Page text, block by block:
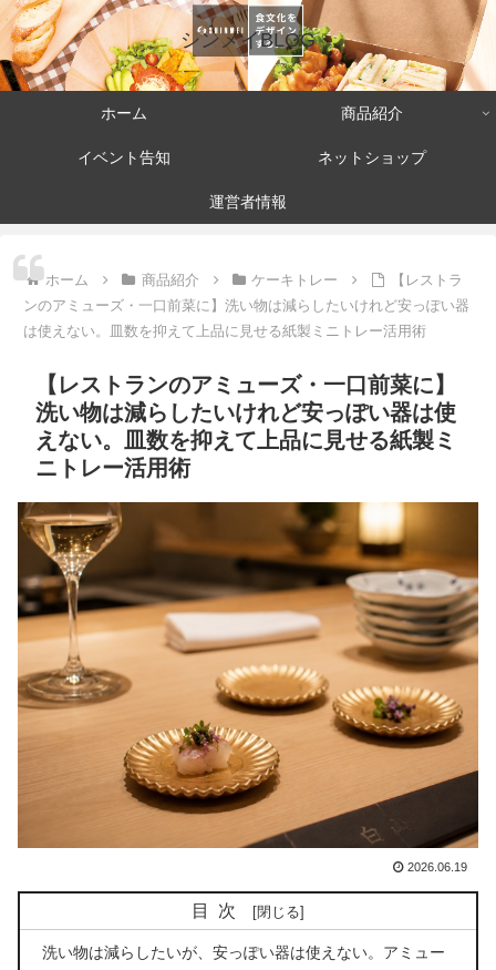
シンメイBLOG
ホーム 商品紹介
イベント告知 ネットショップ
運営者情報
ホーム 商品紹介 ケーキトレー
【レストラ
ンのアミューズ・一口前菜に】洗い物は減らしたいけれど安っぽい器
は使えない。皿数を抑えて上品に見せる紙製ミニトレー活用術
【レストランのアミューズ・一口前菜に】
洗い物は減らしたいけれど安っぽい器は使
えない。皿数を抑えて上品に見せる紙製ミ
ニトレー活用術
2026.06.19
目次
洗い物は減らしたいが、安っぽい器は使えない。アミュー